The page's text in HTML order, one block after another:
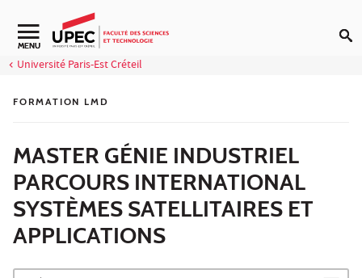
Aller au contenu
Navigation secondaire
MENU
Université Paris-Est Créteil
FORMATION LMD
MASTER GÉNIE INDUSTRIEL
PARCOURS INTERNATIONAL
SYSTÈMES SATELLITAIRES ET
APPLICATIONS